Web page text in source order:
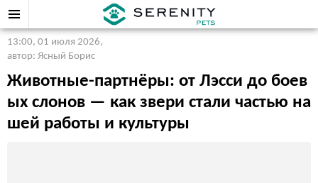
13:00, 01 июля 2026,
автор: Ясный Борис
Животные-партнёры: от Лэсси до боев
ых слонов — как звери стали частью на
шей работы и культуры